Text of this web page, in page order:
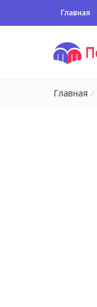
Главная
Главная